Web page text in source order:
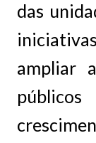
das
ampliar